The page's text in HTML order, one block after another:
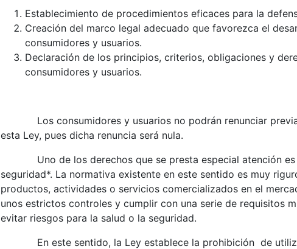
Establecimiento de procedimientos eficaces para la
Creación del marco legal adecuado que favorezca el
consumidores y usuarios.
Declaración de los principios, criterios, obligaciones y
consumidores y usuarios.
Los consumidores y usuarios no podrán renunciar
esta Ley, pues dicha renuncia será nula.
Uno de los derechos que se presta especial atención es
seguridad*. La normativa existente en este sentido es muy
productos, actividades o servicios comercializados en el
unos estrictos controles y cumplir con una serie de requisitos
evitar riesgos para la salud o la seguridad.
En este sentido, la Ley establece la prohibición de